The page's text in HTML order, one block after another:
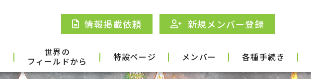
情報掲載依頼 新規メンバー登録
世界の
フィールドから 特設ページ メンバー 各種手続き